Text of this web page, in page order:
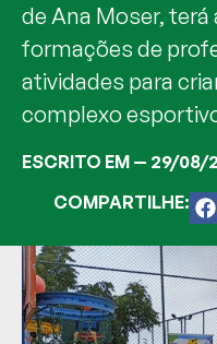
de Ana Moser,
formações de
atividades para
complexo
ESCRITO EM — 29/08/
COMPARTILHE: